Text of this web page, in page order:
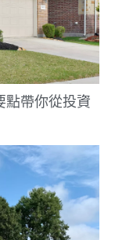
點帶你從投資